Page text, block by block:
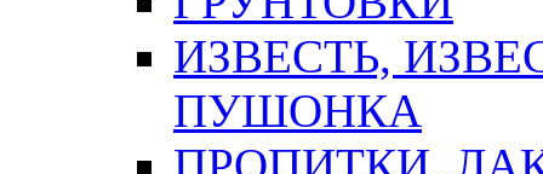
ИЗВЕСТЬ,
ПУШОНКА